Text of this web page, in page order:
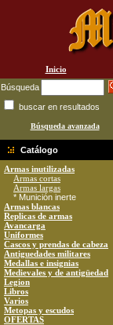
Inicio
Búsqueda
buscar en resultados
Búsqueda avanzada
Catálogo
Armas inutilizadas
Armas cortas
Armas largas
* Munición inerte
Armas blancas
Replicas de armas
Avancarga
Uniformes
Cascos y prendas de cabeza
Antiguedades militares
Medallas e insignias
Medievales y de antigüedad
Legion
Libros
Varios
Metopas y escudos
OFERTAS